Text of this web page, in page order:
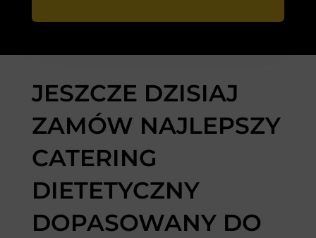
JESZCZE DZISIAJ
ZAMÓW NAJLEPSZY
CATERING
DIETETYCZNY
DOPASOWANY DO